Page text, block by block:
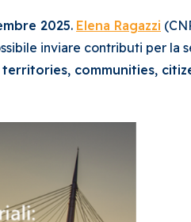
2025. Elena Ragazzi
inviare contributi per la
communities,